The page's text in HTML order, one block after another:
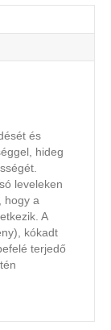
és
hideg
leveleken
hogy a
A
kókadt
terjedő